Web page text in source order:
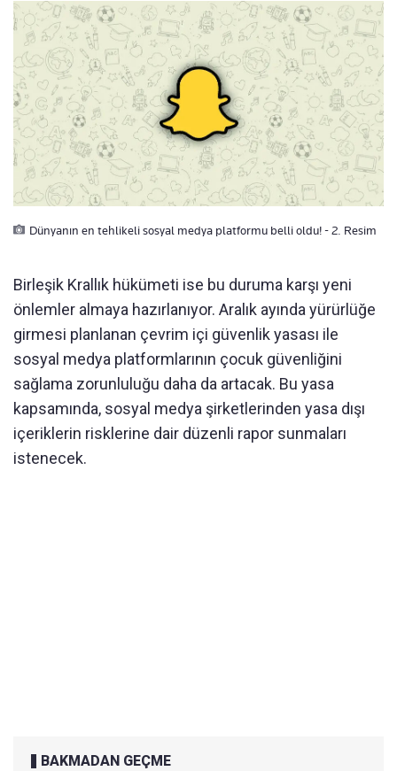
Dünyanın en tehlikeli sosyal medya platformu belli oldu! - 2. Resim
Birleşik Krallık hükümeti ise bu duruma karşı yeni
önlemler almaya hazırlanıyor. Aralık ayında yürürlüğe
girmesi planlanan çevrim içi güvenlik yasası ile
sosyal medya platformlarının çocuk güvenliğini
sağlama zorunluluğu daha da artacak. Bu yasa
kapsamında, sosyal medya şirketlerinden yasa dışı
içeriklerin risklerine dair düzenli rapor sunmaları
istenecek.
BAKMADAN GEÇME